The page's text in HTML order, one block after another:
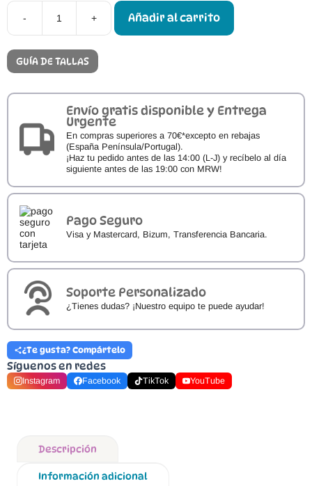
-
Zapatos
Respetuosos
+ Añadir al carrito
GUÍA DE TALLAS
Envío gratis disponible y Entrega
Urgente
En compras superiores a 70€*excepto en rebajas
(España Península/Portugal).
¡Haz tu pedido antes de las 14:00 (L-J) y recíbelo al día
siguiente antes de las 19:00 con MRW!
Pago Seguro
Visa y Mastercard, Bizum, Transferencia Bancaria.
Soporte Personalizado
¿Tienes dudas? ¡Nuestro equipo te puede ayudar!
¿Te gusta? Compártelo
Síguenos en redes
Instagram Facebook TikTok YouTube
Descripción
Información adicional